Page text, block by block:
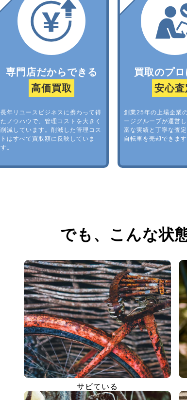
専門店だからできる
高価買取
長年リユースビジネスに携わって得
たノウハウで、管理コストを大きく
削減しています。削減した管理コス
トはすべて買取額に反映していま
す。
買取のプロ
安心査
創業25年の上場企業
ージグループが運営
富な実績と丁寧な査
自転車を売却できます
でも、 こんな状
サビている